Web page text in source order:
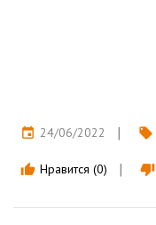
event 24/06/2022 local_offer
thumb_up Нравится (0) thumb_down